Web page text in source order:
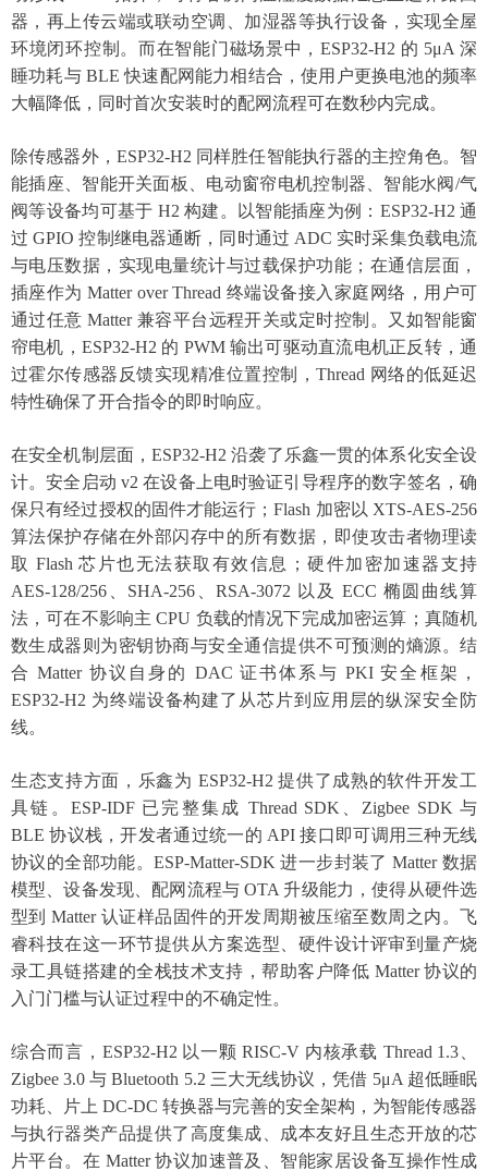
器，再上传云端或联动空调、加湿器等执行设备，实现全屋
环境闭环控制。而在智能门磁场景中，ESP32-H2 的 5μA 深
睡功耗与 BLE 快速配网能力相结合，使用户更换电池的频率
大幅降低，同时首次安装时的配网流程可在数秒内完成。
除传感器外， ESP32-H2 同样胜任智能执行器的主控角色。智
能插座、智能开关面板、电动窗帘电机控制器、智能水阀/气
阀等设备均可基于 H2 构建。以智能插座为例：ESP32-H2 通
过 GPIO 控制继电器通断，同时通过 ADC 实时采集负载电流
与电压数据，实现电量统计与过载保护功能；在通信层面，
插座作为 Matter over Thread 终端设备接入家庭网络，用户可
通过任意 Matter 兼容平台远程开关或定时控制。又如智能窗
帘电机，ESP32-H2 的 PWM 输出可驱动直流电机正反转，通
过霍尔传感器反馈实现精准位置控制，Thread 网络的低延迟
特性确保了开合指令的即时响应。
在安全机制层面，ESP32-H2 沿袭了乐鑫一贯的体系化安全设
计。安全启动 v2 在设备上电时验证引导程序的数字签名，确
保只有经过授权的固件才能运行；Flash 加密以 XTS-AES-256
算法保护存储在外部闪存中的所有数据，即使攻击者物理读
取 Flash 芯片也无法获取有效信息；硬件加密加速器支持
AES-128/256、SHA-256、RSA-3072 以及 ECC 椭圆曲线算
法，可在不影响主 CPU 负载的情况下完成加密运算；真随机
数生成器则为密钥协商与安全通信提供不可预测的熵源。结
合 Matter 协议自身的 DAC 证书体系与 PKI 安全框架，
ESP32-H2 为终端设备构建了从芯片到应用层的纵深安全防
线。
生态支持方面，乐鑫为 ESP32-H2 提供了成熟的软件开发工
具链。ESP-IDF 已完整集成 Thread SDK、Zigbee SDK 与
BLE 协议栈，开发者通过统一的 API 接口即可调用三种无线
协议的全部功能。ESP-Matter-SDK 进一步封装了 Matter 数据
模型、设备发现、配网流程与 OTA 升级能力，使得从硬件选
型到 Matter 认证样品固件的开发周期被压缩至数周之内。飞
睿科技在这一环节提供从方案选型、硬件设计评审到量产烧
录工具链搭建的全栈技术支持，帮助客户降低 Matter 协议的
入门门槛与认证过程中的不确定性。
综合而言， ESP32-H2 以一颗 RISC-V 内核承载 Thread 1.3、
Zigbee 3.0 与 Bluetooth 5.2 三大无线协议，凭借 5μA 超低睡眠
功耗、片上 DC-DC 转换器与完善的安全架构，为智能传感器
与执行器类产品提供了高度集成、成本友好且生态开放的芯
片平台。在 Matter 协议加速普及、智能家居设备互操作性成